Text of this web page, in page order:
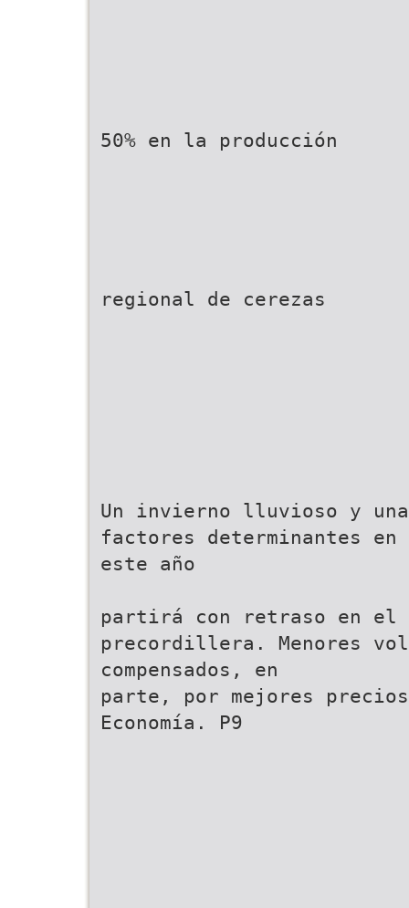
50% en la producción
regional de cerezas
Un invierno lluvioso y
factores determinantes en
este año
partirá con retraso en
precordillera. Menores
compensados, en
parte, por mejores
Economía. P9